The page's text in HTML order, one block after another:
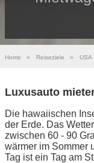
Home » Reiseziele » USA
Luxusauto
Die hawaiischen
der Erde. Das
zwischen 60 - 90
wärmer im Sommer
Tag ist ein Tag am